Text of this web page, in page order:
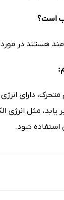
است؟
هستند در
دارای انرژی
مثل انرژی
استفاده شود.